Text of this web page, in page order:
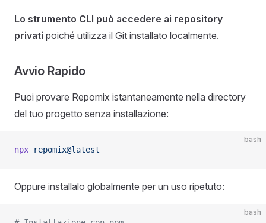
Lo strumento CLI può accedere ai repository
privati poiché utilizza il Git installato localmente.
Avvio Rapido
Puoi provare Repomix istantaneamente nella directory
del tuo progetto senza installazione:
bash
npx repomix@latest
Oppure installalo globalmente per un uso ripetuto:
bash